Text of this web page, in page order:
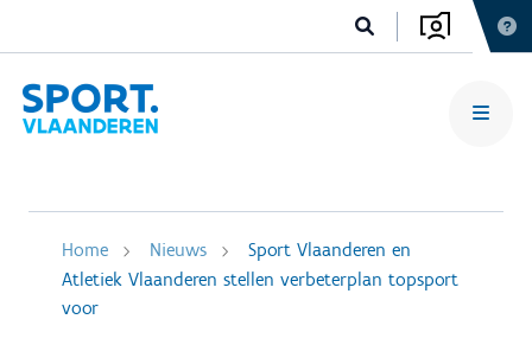
Home Nieuws
Sport Vlaanderen en
Atletiek Vlaanderen stellen verbeterplan topsport
voor